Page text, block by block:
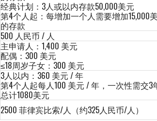
经典计划：3人或以内存款50,000美元
第4个人起：每增加一个人需要增加15,000
的存款
500 人民币 / 人
主申请人：1,400 美元
配偶：300 美元
≤18周岁子女：300 美元
3人以内：360 美元 / 年
第4个人起每人100 美元 / 年，一次性需交3
总计1080美元
2500 菲律宾比索/人（约325人民币/人）